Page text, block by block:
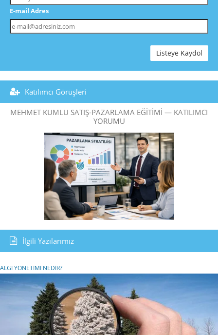
E-mail Adres
Listeye Kaydol
Katılımcı Görüşleri
MEHMET KUMLU SATIŞ-PAZARLAMA EĞITIMI — KATILIMCI
YORUMU
İlgili Yazılarımız
ALGI YÖNETİMİ NEDİR?